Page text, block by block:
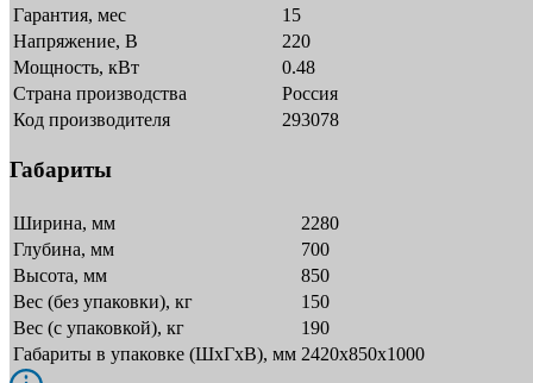
Гарантия, мес
15
Напряжение, В
220
Мощность, кВт
0.48
Страна производства
Россия
Код производителя
293078
Габариты
Ширина, мм
2280
Глубина, мм
700
Высота, мм
850
Вес (без упаковки), кг
150
Вес (с упаковкой), кг
190
Габариты в упаковке (ШxГxВ), мм 2420х850х1000